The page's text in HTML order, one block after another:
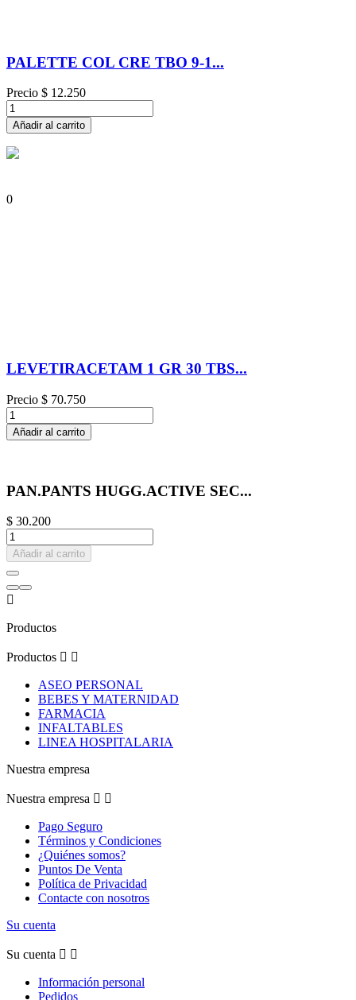
PALETTE COL CRE TBO 9-1...
Precio $ 12.250
Añadir al carrito
0
LEVETIRACETAM 1 GR 30 TBS...
Precio $ 70.750
Añadir al carrito
PAN.PANTS HUGG.ACTIVE SEC...
$ 30.200
Añadir al carrito

Productos
Productos  
ASEO PERSONAL
BEBES Y MATERNIDAD
FARMACIA
INFALTABLES
LINEA HOSPITALARIA
Nuestra empresa
Nuestra empresa  
Pago Seguro
Términos y Condiciones
¿Quiénes somos?
Puntos De Venta
Política de Privacidad
Contacte con nosotros
Su cuenta
Su cuenta  
Información personal
Pedidos